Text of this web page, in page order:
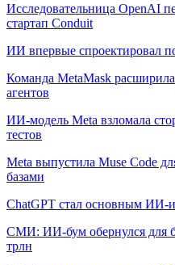
Исследовательница OpenAI
стартап Conduit
ИИ впервые спроектировал
Команда MetaMask
агентов
ИИ-модель Meta взломала
тестов
Meta выпустила Muse Code
базами
ChatGPT стал основным ИИ-
СМИ: ИИ-бум обернулся для
трлн